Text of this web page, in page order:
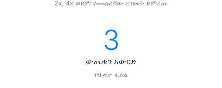
2x, 4x ወይም የመጨረሻው ርዝመት ይምረጡ
3
ውጤቱን አውርድ
የቪዲዮ ፋይል